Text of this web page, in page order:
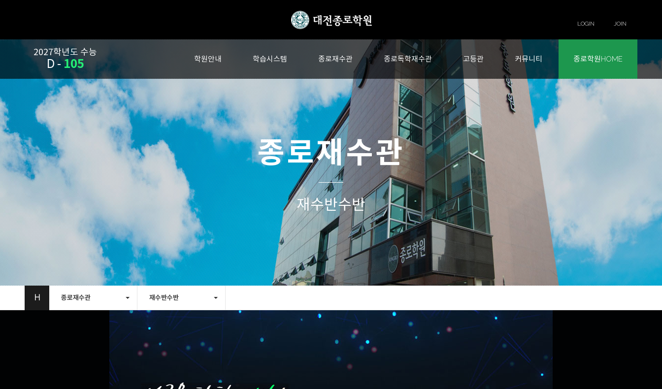
LOGIN JOIN
2027학년도 수능
D -105 학원안내 학습시스템 종로재수관 종로독학재수관 고등관 커뮤니티 종로학원HOME
종로재수관
재수반수반
H 종로재수관 재수반수반